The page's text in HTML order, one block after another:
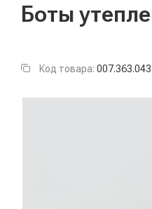
Боты
Код товара: 007.363.043